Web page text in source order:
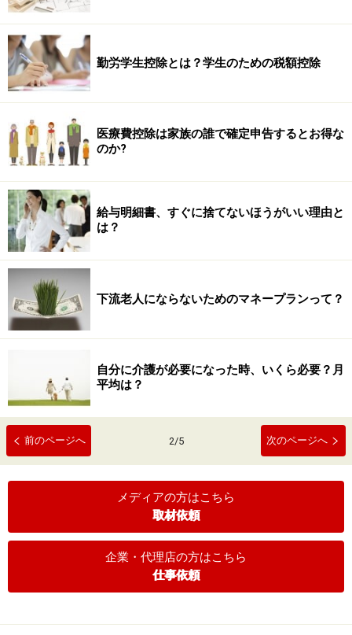
勤労学生控除とは？学生のための税額控除
医療費控除は家族の誰で確定申告するとお得な
のか?
給与明細書、すぐに捨てないほうがいい理由と
は？
下流老人にならないためのマネープランって？
自分に介護が必要になった時、いくら必要？月
平均は？
前のページへ 2/5 次のページへ
メディアの方はこちら
取材依頼
企業・代理店の方はこちら
仕事依頼